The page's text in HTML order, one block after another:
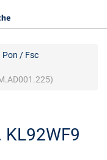
Pon / Fsc